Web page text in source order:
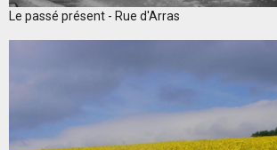
Le passé présent - Rue d'Arras